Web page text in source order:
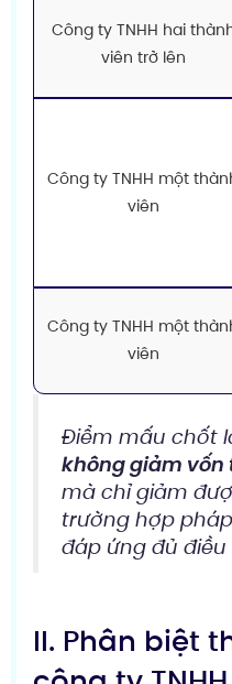
Công ty TNHH hai
viên trở lên
Công ty TNHH một
viên
Công ty TNHH một
viên
Điểm mấu chốt
không giảm vốn
mà chỉ giảm
trường hợp
đáp ứng đủ điều
II. Phân biệt